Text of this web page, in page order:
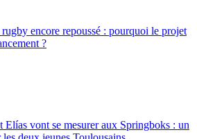
encore repoussé : pourquoi le projet
?
Elías vont se mesurer aux Springboks : un